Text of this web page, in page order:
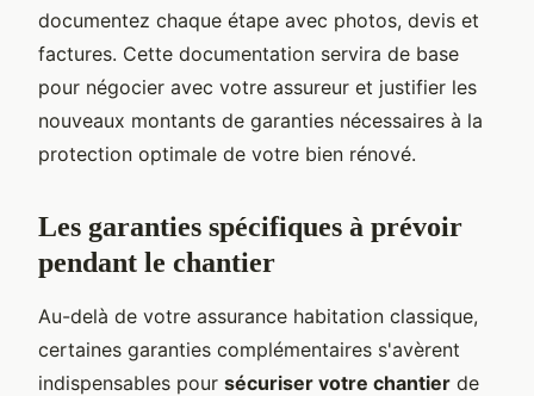
documentez chaque étape avec photos, devis et
factures. Cette documentation servira de base
pour négocier avec votre assureur et justifier les
nouveaux montants de garanties nécessaires à la
protection optimale de votre bien rénové.
Les garanties spécifiques à prévoir
pendant le chantier
Au-delà de votre assurance habitation classique,
certaines garanties complémentaires s'avèrent
indispensables pour sécuriser votre chantier de